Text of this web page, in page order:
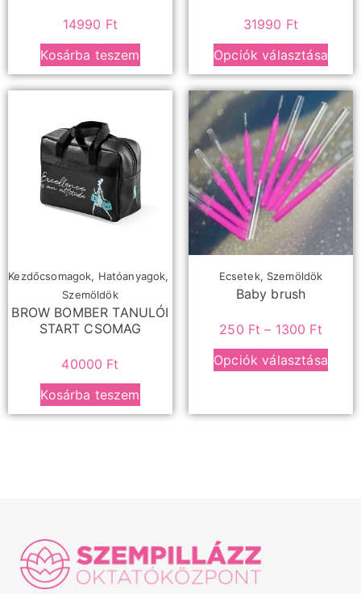
14990 Ft
Kosárba teszem
31990 Ft
Opciók választása
Kezdőcsomagok, Hatóanyagok,
Szemöldök
BROW BOMBER TANULÓI
START CSOMAG
40000 Ft
Kosárba teszem
Ecsetek, Szemöldök
Baby brush
250 Ft – 1300 Ft
Opciók választása